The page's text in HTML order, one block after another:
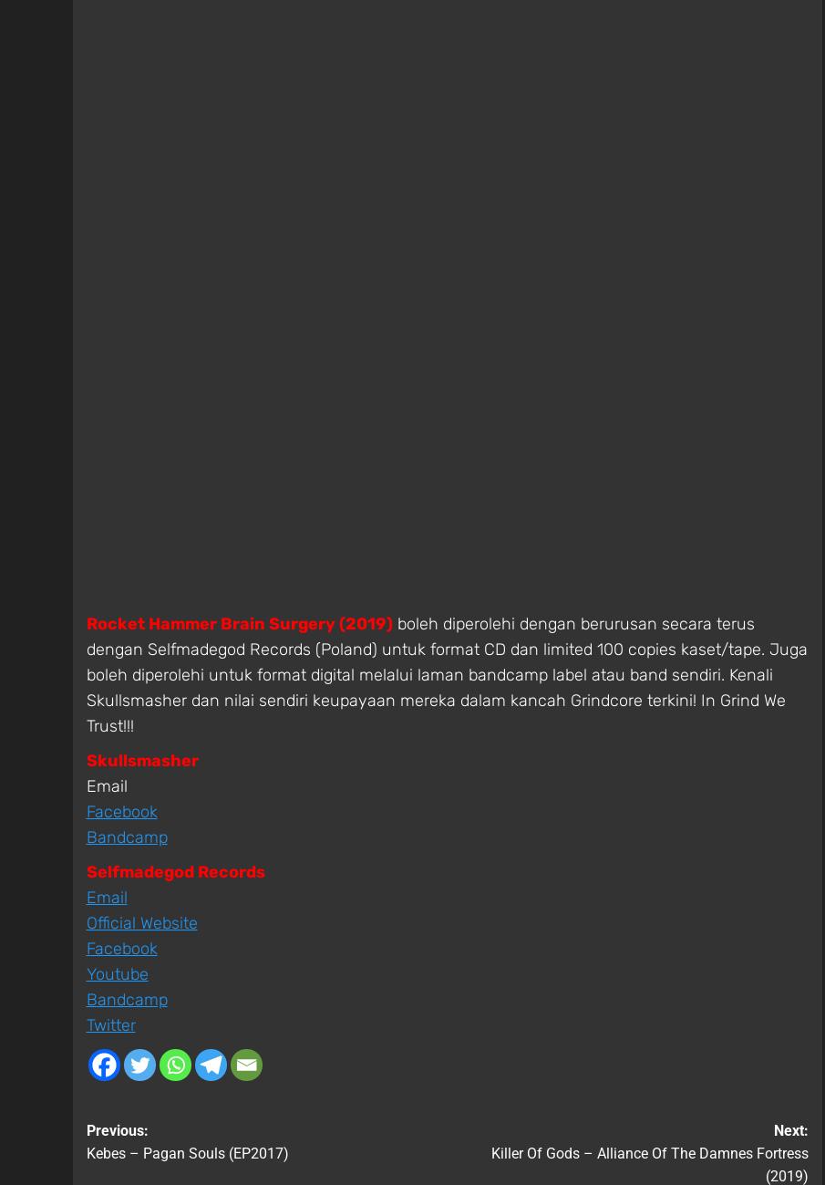
Rocket Hammer Brain Surgery (2019)boleh diperolehi dengan berurusan secara terus
dengan Selfmadegod Records (Poland) untuk format CD dan limited 100 copies kaset/tape. Juga
boleh diperolehi untuk format digital melalui laman bandcamp label atau band sendiri. Kenali
Skullsmasher dan nilai sendiri keupayaan mereka dalam kancah Grindcore terkini! In Grind We
Trust!!!
Skullsmasher
Email
Facebook
Bandcamp
Selfmadegod Records
Email
Official Website
Facebook
Youtube
Bandcamp
Twitter
Previous:
Kebes – Pagan Souls (EP2017)
Next:
Killer Of Gods – Alliance Of The Damnes Fortress
(2019)